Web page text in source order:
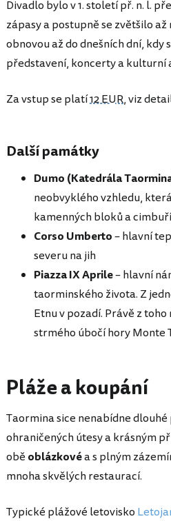
Divadlo bylo v 1. století př. n. l.
zápasy a postupně se zvětšilo
obnovou až do dnešních dní,
představení, koncerty a kulturní
Za vstup se platí12 EUR, viz
Další památky
Dumo (Katedrála
neobvyklého vzhledu,
kamenných bloků a
Corso Umberto– hlavní
severu na jih
Piazza IX Aprile– hlavní
taorminského života. Z
Etnu v pozadí. Právě z
strmého úbočí hory Monte
Pláže a koupání
Taormina sice nenabídne
ohraničených útesy a krásným
obě oblázkovéa s plným
mnoha skvělých restaurací.
Typické plážové letovisko